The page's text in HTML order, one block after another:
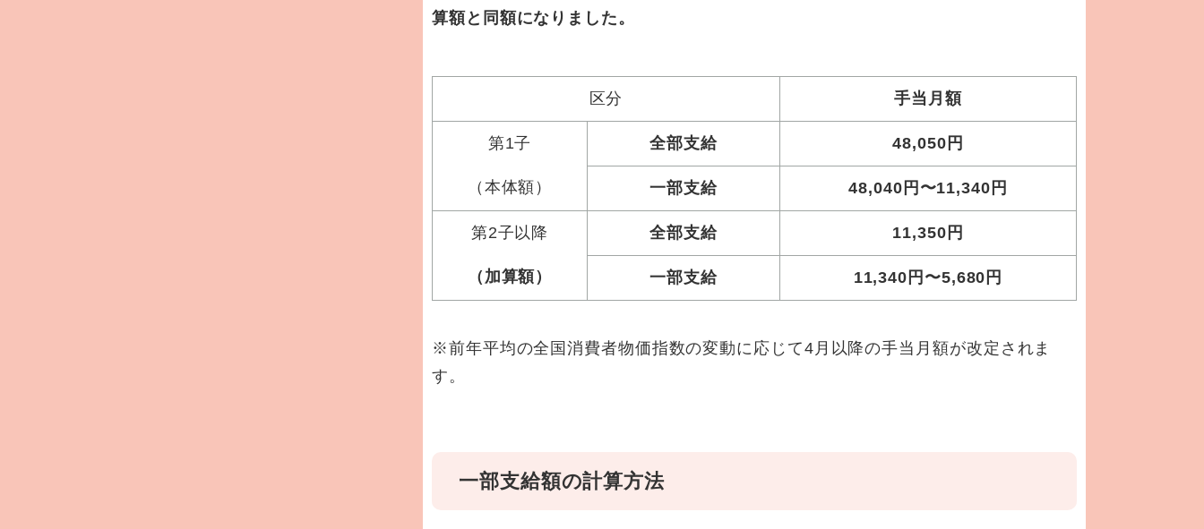
算額と同額になりました。
区分 手当月額
第1子
（本体額）
全部支給 48,050円
一部支給 48,040円〜11,340円
第2子以降
（加算額）
全部支給 11,350円
一部支給 11,340円〜5,680円
※前年平均の全国消費者物価指数の変動に応じて4月以降の手当月額が改定されま
す。
一部支給額の計算方法